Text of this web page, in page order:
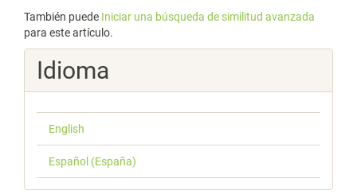
También puede Iniciar una búsqueda de similitud avanzada
para este artículo.
Idioma
English
Español (España)